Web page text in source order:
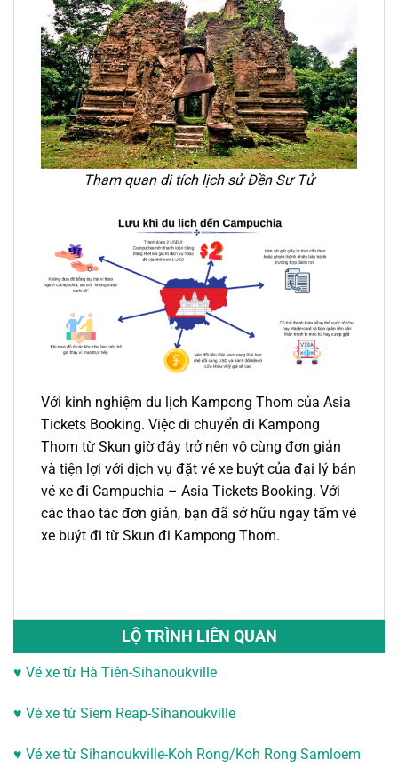
Tham quan di tích lịch sử Đền Sư Tử
Với kinh nghiệm du lịch Kampong Thom của Asia
Tickets Booking. Việc di chuyển đi Kampong
Thom từ Skun giờ đây trở nên vô cùng đơn giản
và tiện lợi với dịch vụ đặt vé xe buýt của đại lý bán
vé xe đi Campuchia – Asia Tickets Booking. Với
các thao tác đơn giản, bạn đã sở hữu ngay tấm vé
xe buýt đi từ Skun đi Kampong Thom.
LỘ TRÌNH LIÊN QUAN
♥ Vé xe từ Hà Tiên-Sihanoukville
♥ Vé xe từ Siem Reap-Sihanoukville
♥ Vé xe từ Sihanoukville-Koh Rong/Koh Rong Samloem